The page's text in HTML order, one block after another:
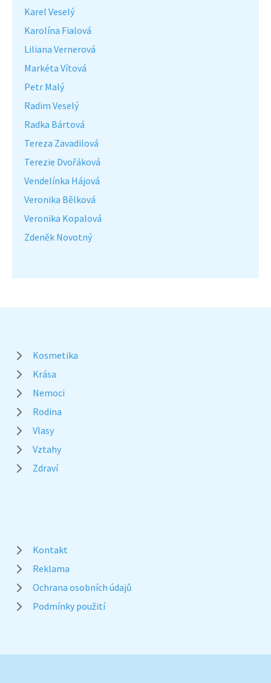
Karel Veselý
Karolína Fialová
Liliana Vernerová
Markéta Vítová
Petr Malý
Radim Veselý
Radka Bártová
Tereza Zavadilová
Terezie Dvořáková
Vendelínka Hájová
Veronika Bělková
Veronika Kopalová
Zdeněk Novotný
Kosmetika
Krása
Nemoci
Rodina
Vlasy
Vztahy
Zdraví
Kontakt
Reklama
Ochrana osobních údajů
Podmínky použití